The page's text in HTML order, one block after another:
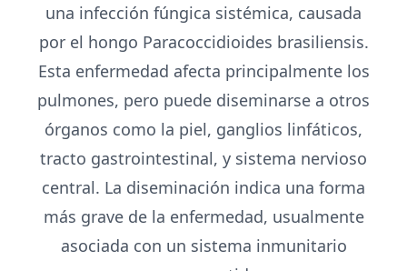
una infección fúngica sistémica, causada
por el hongo Paracoccidioides brasiliensis.
Esta enfermedad afecta principalmente los
pulmones, pero puede diseminarse a otros
órganos como la piel, ganglios linfáticos,
tracto gastrointestinal, y sistema nervioso
central. La diseminación indica una forma
más grave de la enfermedad, usualmente
asociada con un sistema inmunitario